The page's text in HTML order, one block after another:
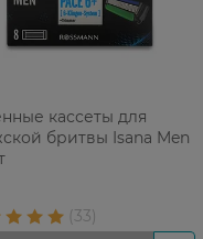
кассеты для
бритвы Isana Men